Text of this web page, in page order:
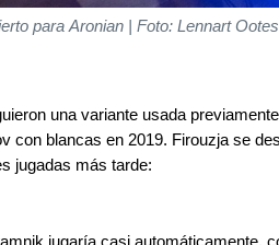
para Aronian | Foto: Lennart Ootes
una variante usada
con blancas en 2019. Firouzja se
jugadas más tarde: